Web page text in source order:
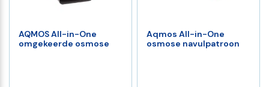
AQMOS All-in-One
omgekeerde osmose
Aqmos All-in-One
osmose navulpatroon